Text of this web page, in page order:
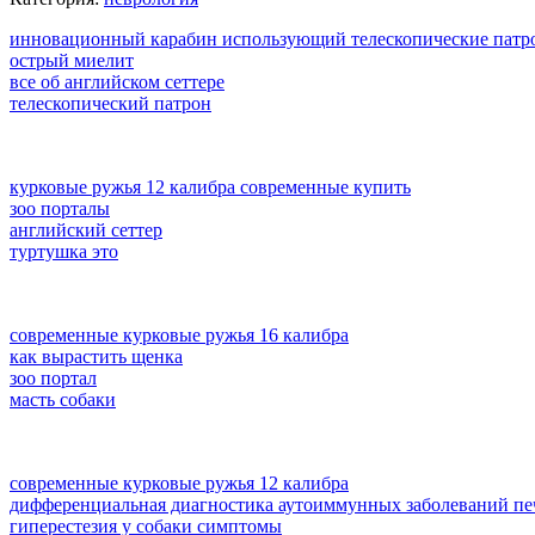
инновационный карабин использующий телескопические
острый миелит
все об английском сеттере
телескопический патрон
курковые ружья 12 калибра современные купить
зоо порталы
английский сеттер
туртушка это
современные курковые ружья 16 калибра
как вырастить щенка
зоо портал
масть собаки
современные курковые ружья 12 калибра
дифференциальная диагностика аутоиммунных заболеваний
гиперестезия у собаки симптомы